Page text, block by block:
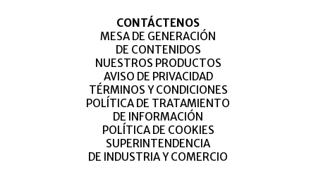
CONTÁCTENOS
MESA DE GENERACIÓN
DE CONTENIDOS
NUESTROS PRODUCTOS
AVISO DE PRIVACIDAD
TÉRMINOS Y CONDICIONES
POLÍTICA DE TRATAMIENTO
DE INFORMACIÓN
POLÍTICA DE COOKIES
SUPERINTENDENCIA
DE INDUSTRIA Y COMERCIO